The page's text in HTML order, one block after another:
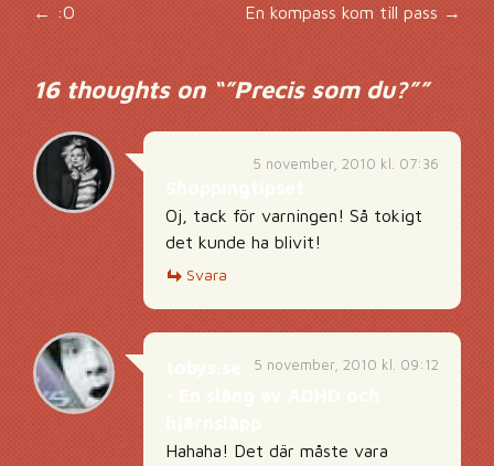
Inläggsnavigering
← :O En kompass kom till pass→
16 thoughts on “”Precis som du?””
5 november, 2010 kl. 07:36
Oj, tack för varningen! Så tokigt
det kunde ha blivit!
Svara
5 november, 2010 kl. 09:12
Hahaha! Det där måste vara